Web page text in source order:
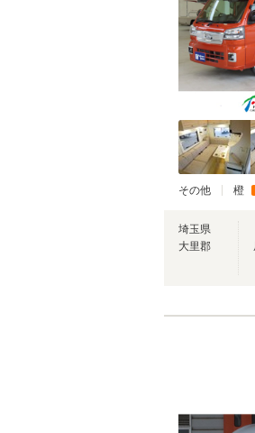
その他 橙
埼玉県
大里郡